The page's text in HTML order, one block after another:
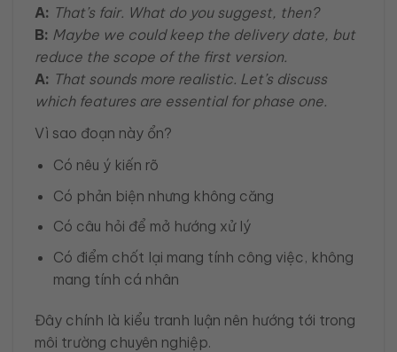
A: That’s fair. What do you suggest, then?
B: Maybe we could keep the delivery date, but
reduce the scope of the first version.
A: That sounds more realistic. Let’s discuss
which features are essential for phase one.
Vì sao đoạn này ổn?
Có nêu ý kiến rõ
Có phản biện nhưng không căng
Có câu hỏi để mở hướng xử lý
Có điểm chốt lại mang tính công việc, không
mang tính cá nhân
Đây chính là kiểu tranh luận nên hướng tới trong
môi trường chuyên nghiệp.